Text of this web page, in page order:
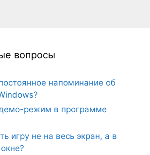
вопросы
напоминание об
демо-режим в программе
игру не на весь экран, а в